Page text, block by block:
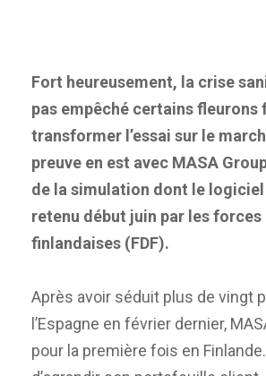
Fort heureusement, la crise
pas empêché certains fleurons
transformer l’essai sur le
preuve en est avec MASA
de la simulation dont le logiciel
retenu début juin par les forces
finlandaises (FDF).
Après avoir séduit plus de vingt
l’Espagne en février dernier,
pour la première fois en